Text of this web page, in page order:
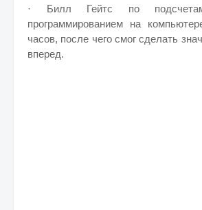
· Билл Гейтс по
программированием на
часов, после чего смог сделать
вперед.